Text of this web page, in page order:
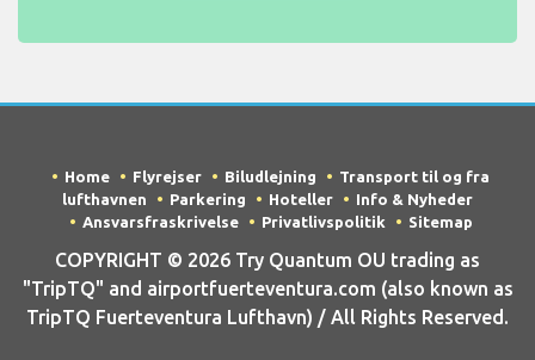
Home Flyrejser Biludlejning
Transport til og fra
lufthavnen
Parkering Hoteller
Info & Nyheder
Ansvarsfraskrivelse
Privatlivspolitik Sitemap
COPYRIGHT © 2026 Try Quantum OU trading as
"TripTQ" and airportfuerteventura.com (also known as
TripTQ Fuerteventura Lufthavn) / All Rights Reserved.